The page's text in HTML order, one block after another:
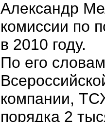
Александр
комиссии по
в 2010 году.
По его
компании,
порядка 2